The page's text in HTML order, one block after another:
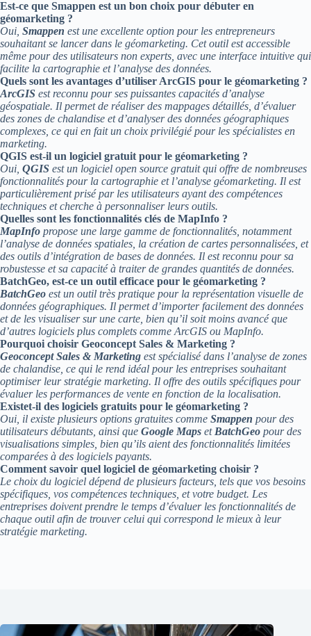
Est-ce que Smappen est un bon choix pour débuter en
géomarketing ?
Oui, Smappen est une excellente option pour les entrepreneurs
souhaitant se lancer dans le géomarketing. Cet outil est accessible
même pour des utilisateurs non experts, avec une interface intuitive qui
facilite la cartographie et l’analyse des données.
Quels sont les avantages d’utiliser ArcGIS pour le géomarketing ?
ArcGIS est reconnu pour ses puissantes capacités d’analyse
géospatiale. Il permet de réaliser des mappages détaillés, d’évaluer
des zones de chalandise et d’analyser des données géographiques
complexes, ce qui en fait un choix privilégié pour les spécialistes en
marketing.
QGIS est-il un logiciel gratuit pour le géomarketing ?
Oui, QGIS est un logiciel open source gratuit qui offre de nombreuses
fonctionnalités pour la cartographie et l’analyse géomarketing. Il est
particulièrement prisé par les utilisateurs ayant des compétences
techniques et cherche à personnaliser leurs outils.
Quelles sont les fonctionnalités clés de MapInfo ?
MapInfo propose une large gamme de fonctionnalités, notamment
l’analyse de données spatiales, la création de cartes personnalisées, et
des outils d’intégration de bases de données. Il est reconnu pour sa
robustesse et sa capacité à traiter de grandes quantités de données.
BatchGeo, est-ce un outil efficace pour le géomarketing ?
BatchGeo est un outil très pratique pour la représentation visuelle de
données géographiques. Il permet d’importer facilement des données
et de les visualiser sur une carte, bien qu’il soit moins avancé que
d’autres logiciels plus complets comme ArcGIS ou MapInfo.
Pourquoi choisir Geoconcept Sales & Marketing ?
Geoconcept Sales & Marketing est spécialisé dans l’analyse de zones
de chalandise, ce qui le rend idéal pour les entreprises souhaitant
optimiser leur stratégie marketing. Il offre des outils spécifiques pour
évaluer les performances de vente en fonction de la localisation.
Existet-il des logiciels gratuits pour le géomarketing ?
Oui, il existe plusieurs options gratuites comme Smappen pour des
utilisateurs débutants, ainsi que Google Maps et BatchGeo pour des
visualisations simples, bien qu’ils aient des fonctionnalités limitées
comparées à des logiciels payants.
Comment savoir quel logiciel de géomarketing choisir ?
Le choix du logiciel dépend de plusieurs facteurs, tels que vos besoins
spécifiques, vos compétences techniques, et votre budget. Les
entreprises doivent prendre le temps d’évaluer les fonctionnalités de
chaque outil afin de trouver celui qui correspond le mieux à leur
stratégie marketing.